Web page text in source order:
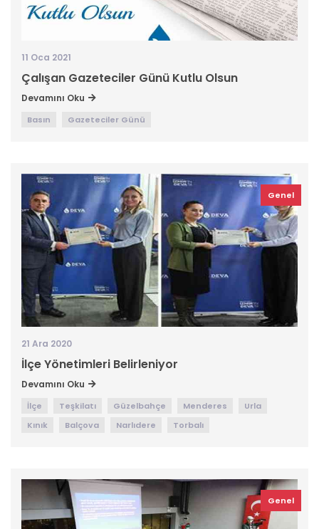
11 Oca 2021
Çalışan Gazeteciler Günü Kutlu Olsun
Devamını Oku
Basın Gazeteciler Günü
Genel
21 Ara 2020
İlçe Yönetimleri Belirleniyor
Devamını Oku
İlçe Teşkilatı Güzelbahçe Menderes
Urla
Kınık
Balçova Narlıdere Torbalı
Genel